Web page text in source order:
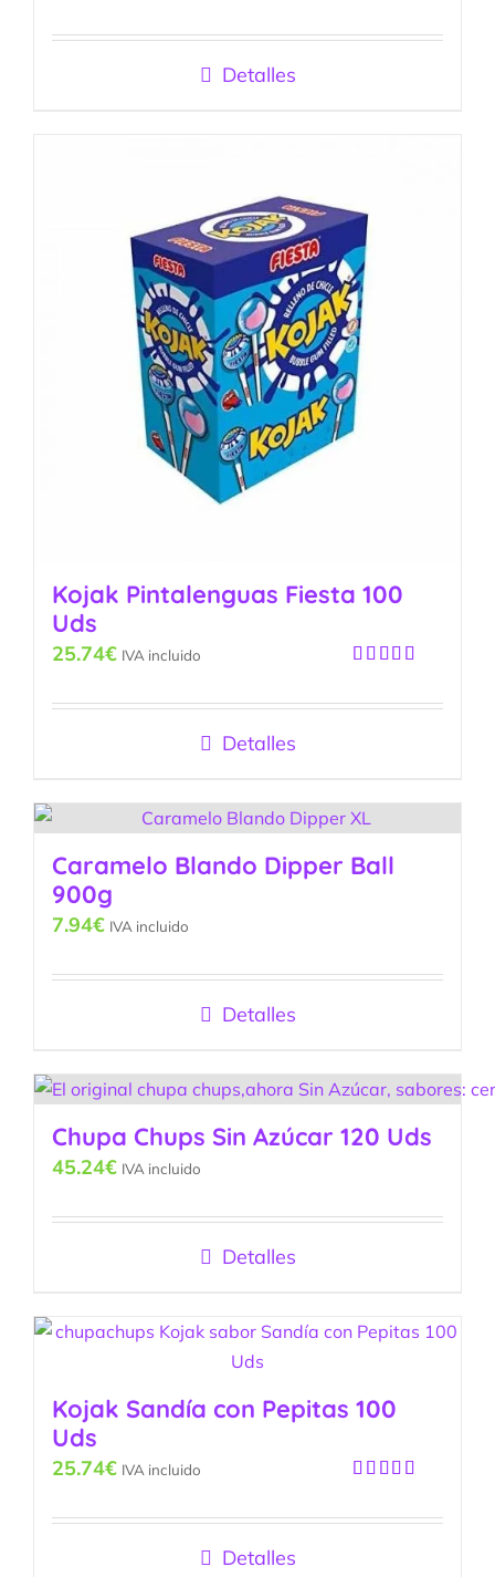
5
Detalles
Kojak Pintalenguas Fiesta 100
Uds
5
25.74€ IVA incluido
Detalles
Caramelo Blando Dipper Ball
900g
7.94€ IVA incluido
Detalles
Chupa Chups Sin Azúcar 120 Uds
45.24€ IVA incluido
Detalles
Kojak Sandía con Pepitas 100
Uds
5
25.74€ IVA incluido
Detalles